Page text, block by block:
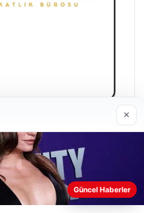
daha iyi anlayabilmek,
geliştirmek amacıyla çerezler
×
Güncel Haberler